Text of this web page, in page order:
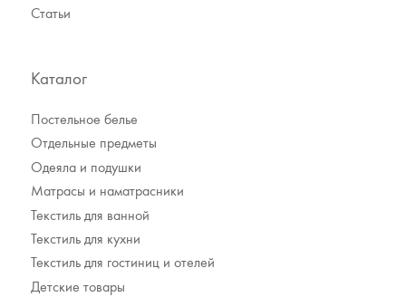
Статьи
Каталог
Постельное белье
Отдельные предметы
Одеяла и подушки
Матрасы и наматрасники
Текстиль для ванной
Текстиль для кухни
Текстиль для гостиниц и отелей
Детские товары